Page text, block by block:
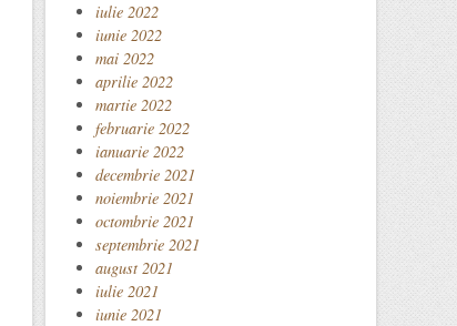
iulie 2022
iunie 2022
mai 2022
aprilie 2022
martie 2022
februarie 2022
ianuarie 2022
decembrie 2021
noiembrie 2021
octombrie 2021
septembrie 2021
august 2021
iulie 2021
iunie 2021